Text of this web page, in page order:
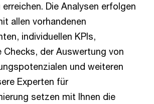
Die Analysen erfolgen
allen vorhandenen
individuellen KPIs,
Checks, der Auswertung von
und weiteren
Experten für
setzen mit Ihnen die